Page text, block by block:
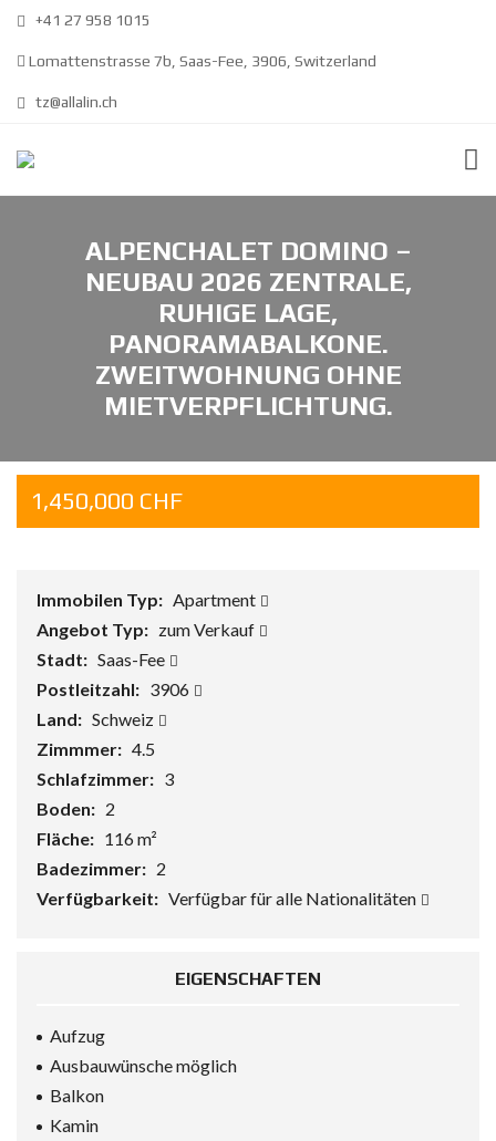
+41 27 958 1015
Lomattenstrasse 7b, Saas-Fee, 3906, Switzerland
tz@allalin.ch
ALPENCHALET DOMINO –
NEUBAU 2026 ZENTRALE,
RUHIGE LAGE,
PANORAMABALKONE.
ZWEITWOHNUNG OHNE
MIETVERPFLICHTUNG.
1,450,000 CHF
Immobilen Typ: Apartment
Angebot Typ: zum Verkauf
Stadt: Saas-Fee
Postleitzahl: 3906
Land: Schweiz
Zimmmer: 4.5
Schlafzimmer: 3
Boden: 2
Fläche: 116 m²
Badezimmer: 2
Verfügbarkeit: Verfügbar für alle Nationalitäten
EIGENSCHAFTEN
Aufzug
Ausbauwünsche möglich
Balkon
Kamin